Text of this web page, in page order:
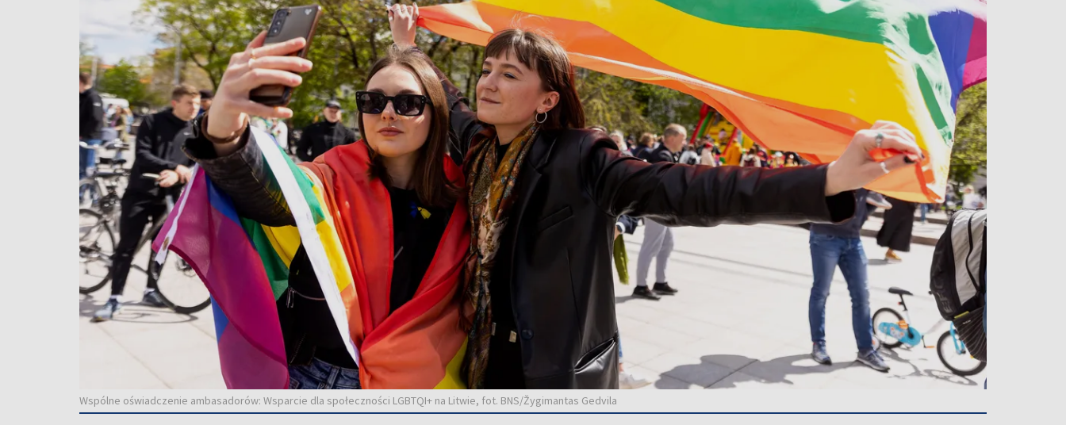
Wspólne oświadczenie ambasadorów: Wsparcie dla społeczności LGBTQI+ na Litwie, fot. BNS/Žygimantas Gedvila